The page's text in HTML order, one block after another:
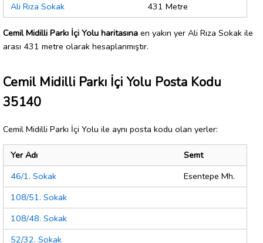
Ali Rıza Sokak
431 Metre
Cemil Midilli Parkı İçi Yolu haritasına en yakın yer Ali Rıza Sokak ile
arası 431 metre olarak hesaplanmıştır.
Cemil Midilli Parkı İçi Yolu Posta Kodu
35140
Cemil Midilli Parkı İçi Yolu ile aynı posta kodu olan yerler:
Yer Adı
Semt
46/1. Sokak
Esentepe Mh.
108/51. Sokak
108/48. Sokak
52/32. Sokak